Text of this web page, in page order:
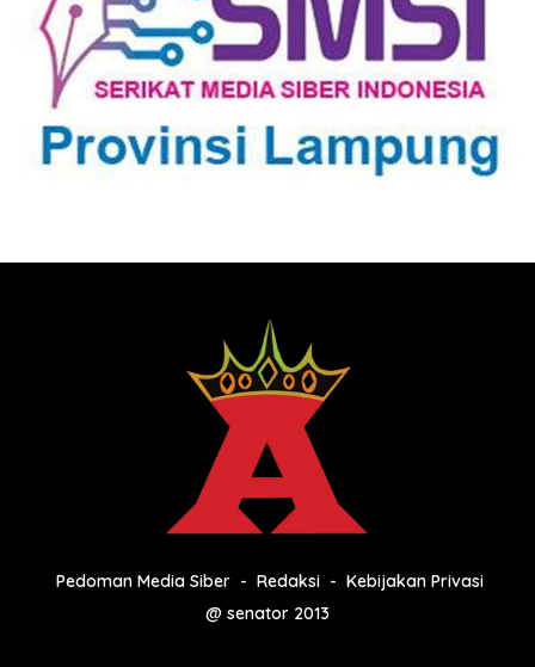
Pedoman Media Siber Redaksi
Kebijakan Privasi
@ senator 2013